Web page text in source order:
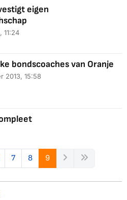
eigen
11:24
bondscoaches van Oranje
2013, 15:58
7 8 9